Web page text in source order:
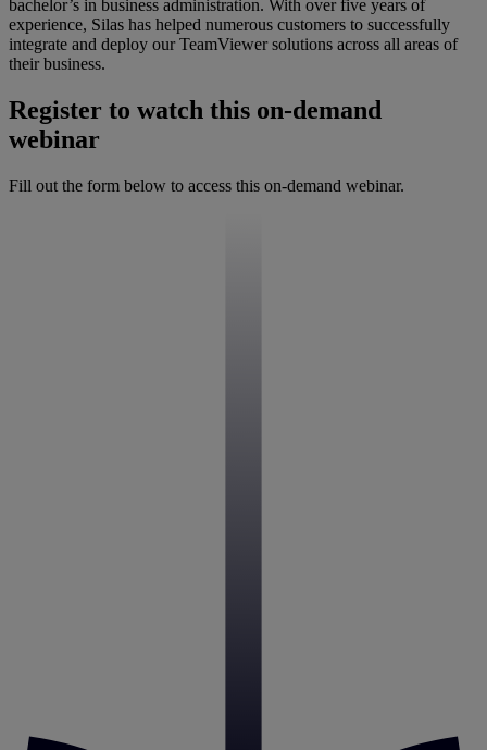
bachelor’s in business administration. With over five years of
experience, Silas has helped numerous customers to successfully
integrate and deploy our TeamViewer solutions across all areas of
their business.
Register to watch this on-demand
webinar
Fill out the form below to access this on-demand webinar.